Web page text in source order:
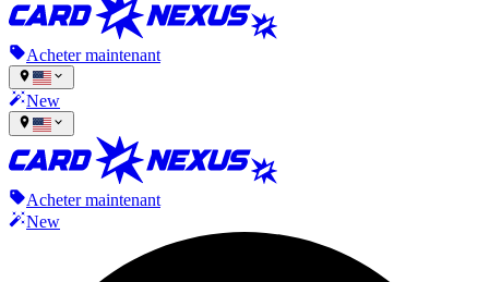
Acheter maintenant
New
Acheter maintenant
New